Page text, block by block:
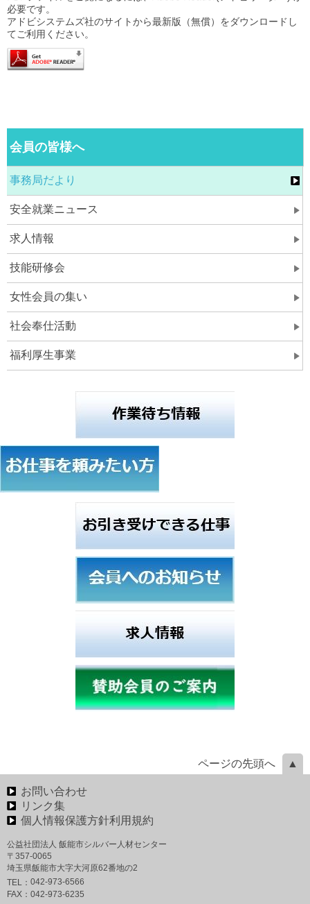
必要です。
アドビシステムズ社のサイトから最新版（無償）をダウンロードし
てご利用ください。
会員の皆様へ
事務局だより
安全就業ニュース
求人情報
技能研修会
女性会員の集い
社会奉仕活動
福利厚生事業
ページの先頭へ
お問い合わせ
リンク集
個人情報保護方針利用規約
公益社団法人 飯能市シルバー人材センター
〒357-0065
埼玉県飯能市大字大河原62番地の2
TEL： 042-973-6566
FAX： 042-973-6235